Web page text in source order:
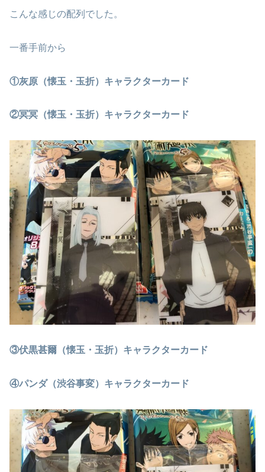
こんな感じの配列でした。
一番手前から
①灰原（懐玉・玉折）キャラクターカード
②冥冥（懐玉・玉折）キャラクターカード
③伏黒甚爾（懐玉・玉折）キャラクターカード
④パンダ（渋谷事変）キャラクターカード